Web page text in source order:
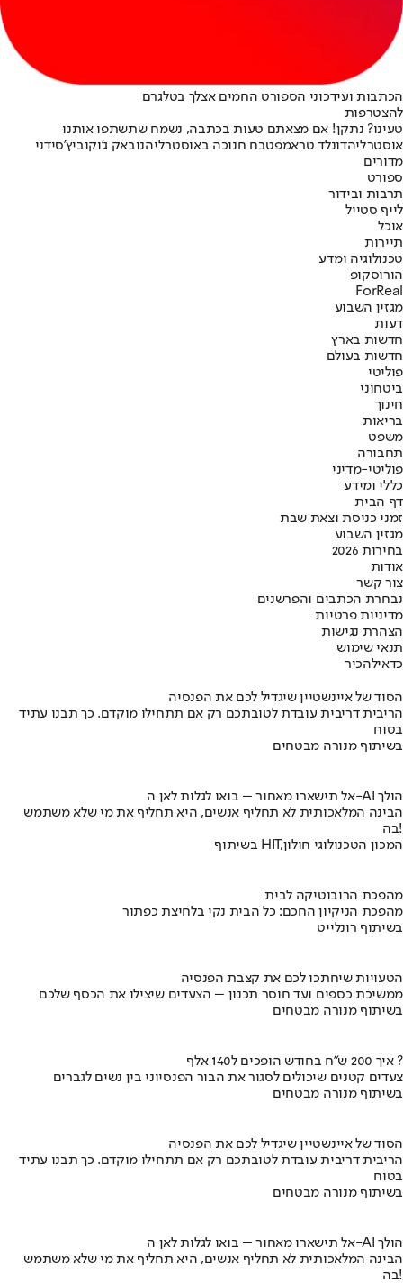
הכתבות ועידכוני הספורט החמים אצלך בטלגרם
להצטרפות
טעינו? נתקן! אם מצאתם טעות בכתבה, נשמח שתשתפו אותנו
אוסטרליהדונלד טראמפטבח חנוכה באוסטרליהנובאק ג'וקוביץ'סידני
מדורים
ספורט
תרבות ובידור
לייף סטייל
אוכל
תיירות
טכנולוגיה ומדע
הורוסקופ
ForReal
מגזין השבוע
דעות
חדשות בארץ
חדשות בעולם
פוליטי
ביטחוני
חינוך
בריאות
משפט
תחבורה
פוליטי-מדיני
כללי ומידע
דף הבית
זמני כניסת וצאת שבת
מגזין השבוע
בחירות 2026
אודות
צור קשר
נבחרת הכתבים והפרשנים
מדיניות פרטיות
הצהרת נגישות
תנאי שימוש
כדאילהכיר
הסוד של איינשטיין שיגדיל לכם את הפנסיה
הריבית דריבית עובדת לטובתכם רק אם תתחילו מוקדם. כך תבנו עתיד
בטוח
בשיתוף מנורה מבטחים
אל תישארו מאחור – בואו לגלות לאן ה-AI הולך
הבינה המלאכותית לא תחליף אנשים, היא תחליף את מי שלא משתמש
בה!
בשיתוף HIT,המכון הטכנולוגי חולון
מהפכת הרובוטיקה לבית
מהפכת הניקיון החכם: כל הבית נקי בלחיצת כפתור
בשיתוף רונלייט
הטעויות שיחתכו לכם את קצבת הפנסיה
ממשיכת כספים ועד חוסר תכנון – הצעדים שיצילו את הכסף שלכם
בשיתוף מנורה מבטחים
איך 200 ש"ח בחודש הופכים ל140 אלף ?
צעדים קטנים שיכולים לסגור את הבור הפנסיוני בין נשים לגברים
בשיתוף מנורה מבטחים
הסוד של איינשטיין שיגדיל לכם את הפנסיה
הריבית דריבית עובדת לטובתכם רק אם תתחילו מוקדם. כך תבנו עתיד
בטוח
בשיתוף מנורה מבטחים
אל תישארו מאחור – בואו לגלות לאן ה-AI הולך
הבינה המלאכותית לא תחליף אנשים, היא תחליף את מי שלא משתמש
בה!